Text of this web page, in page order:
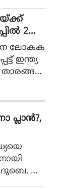
2
ലോകക
ഇന്ത്യ
ചര്‍ച്ചകള്‍
വിഷ
കൈഫ്.
പ്ലാൻ?,
അ
ദുബെ, ഖ